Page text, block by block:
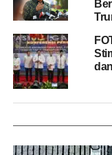
Saatnya Golkar
Menurutnya,
inisiatif kolaborasi
pengembangan
terintegrasi hulu-
memenuhi